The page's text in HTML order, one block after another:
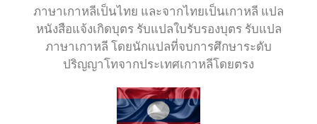
ภาษาเกาหลีเป็นไทย และจากไทยเป็นเกาหลี แปล
หนังสือแจ้งเกิดบุตร รับแปลใบรับรองบุตร รับแปล
ภาษาเกาหลี โดยนักแปลที่จบการศึกษาระดับ
ปริญญาโทจากประเทศเกาหลีโดยตรง